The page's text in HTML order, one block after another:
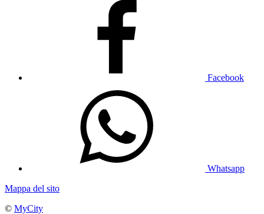
Facebook
Whatsapp
Mappa del sito
© MyCity